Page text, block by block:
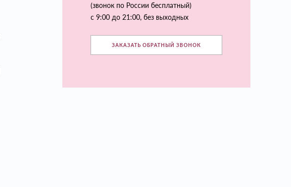
(звонок по России бесплатный)
с 9:00 до 21:00, без выходных
ЗАКАЗАТЬ ОБРАТНЫЙ ЗВОНОК